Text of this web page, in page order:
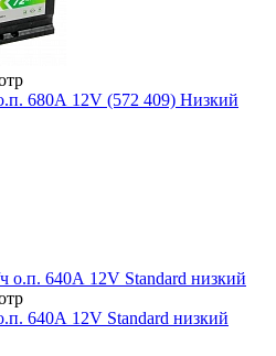
680А 12V (572 409) Низкий
640А 12V Standard низкий